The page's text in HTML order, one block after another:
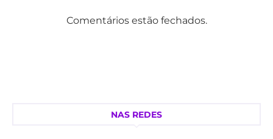
Comentários estão fechados.
NAS REDES